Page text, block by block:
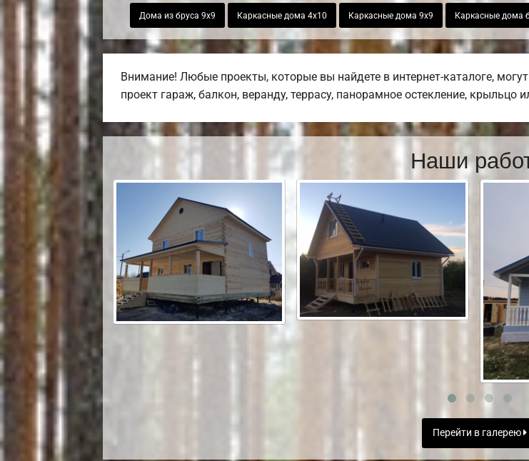
Дома из бруса 9х9 Каркасные дома 4х10 Каркасные дома 9х9 Каркасные дома
Внимание! Любые проекты, которые вы найдете в интернет-каталоге,
проект гараж, балкон, веранду, террасу, панорамное остекление, крыльцо
Наши
Перейти в галерею